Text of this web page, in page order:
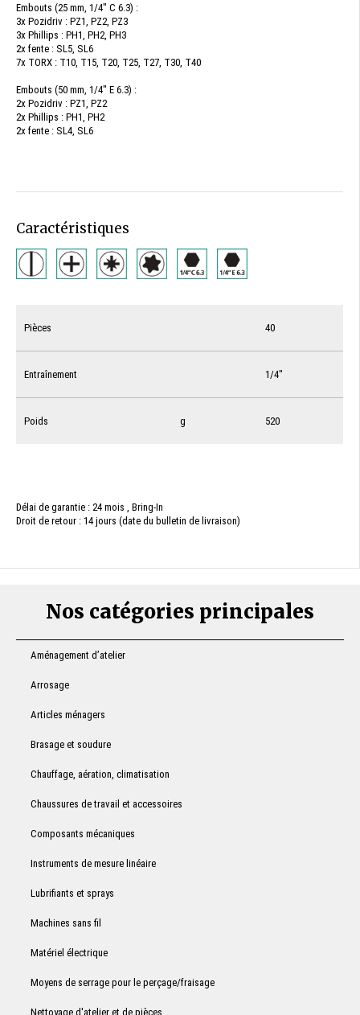
Embouts (25 mm, 1/4" C 6.3) :
3x Pozidriv : PZ1, PZ2, PZ3
3x Phillips : PH1, PH2, PH3
2x fente : SL5, SL6
7x TORX : T10, T15, T20, T25, T27, T30, T40
Embouts (50 mm, 1/4" E 6.3) :
2x Pozidriv : PZ1, PZ2
2x Phillips : PH1, PH2
2x fente : SL4, SL6
Caractéristiques
Pièces 40
Entraînement 1/4"
Poids g 520
Délai de garantie : 24 mois , Bring-In
Droit de retour : 14 jours (date du bulletin de livraison)
Nos catégories principales
Aménagement d’atelier
Arrosage
Articles ménagers
Brasage et soudure
Chauffage, aération, climatisation
Chaussures de travail et accessoires
Composants mécaniques
Instruments de mesure linéaire
Lubrifiants et sprays
Machines sans fil
Matériel électrique
Moyens de serrage pour le perçage/fraisage
Nettoyage d'atelier et de pièces